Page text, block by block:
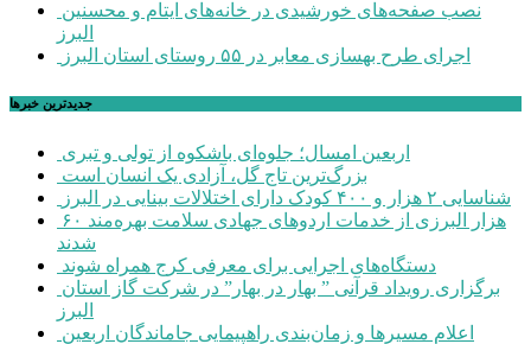
البرز
اجرای طرح بهسازی معابر در ۵۵ روستای استان البرز
جديدترين خبرها
اربعین امسال؛ جلوه‌ای باشکوه از تولی و تبری
بزرگ‌ترین تاج گل، آزادی یک انسان است
شناسایی ۲ هزار و ۴۰۰ کودک دارای اختلالات بینایی در البرز
۶۰ هزار البرزی از خدمات اردوهای جهادی سلامت بهره‌مند
شدند
دستگاه‌های اجرایی برای معرفی کرج همراه شوند
البرز